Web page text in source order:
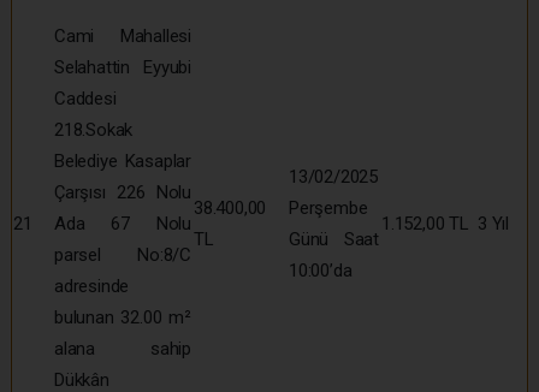
21
Cami Mahallesi
Selahattin Eyyubi
Caddesi
218.Sokak
Belediye Kasaplar
Çarşısı 226 Nolu
Ada 67 Nolu
parsel No:8/C
adresinde
bulunan 32.00 m²
alana sahip
Dükkân
38.400,00
TL
13/02/2025
Perşembe
Günü Saat
10:00’da
1.152,00 TL 3 Yıl